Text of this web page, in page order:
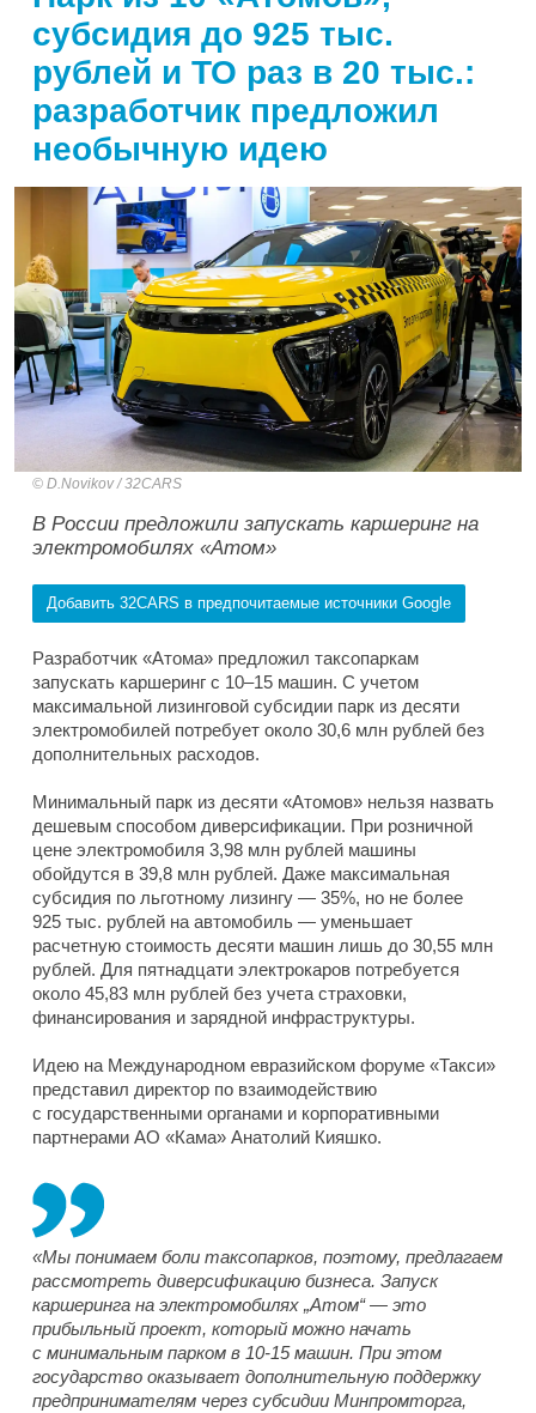
субсидия до 925 тыс.
рублей и ТО раз в 20 тыс.:
разработчик предложил
необычную идею
D.Novikov / 32CARS
В России предложили запускать каршеринг на
электромобилях «Атом»
Добавить 32CARS в предпочитаемые источники Google
Разработчик «Атома» предложил таксопаркам
запускать каршеринг с 10–15 машин. С учетом
максимальной лизинговой субсидии парк из десяти
электромобилей потребует около 30,6 млн рублей без
дополнительных расходов.
Минимальный парк из десяти «Атомов» нельзя назвать
дешевым способом диверсификации. При розничной
цене электромобиля 3,98 млн рублей машины
обойдутся в 39,8 млн рублей. Даже максимальная
субсидия по льготному лизингу — 35%, но не более
925 тыс. рублей на автомобиль — уменьшает
расчетную стоимость десяти машин лишь до 30,55 млн
рублей. Для пятнадцати электрокаров потребуется
около 45,83 млн рублей без учета страховки,
финансирования и зарядной инфраструктуры.
Идею на Международном евразийском форуме «Такси»
представил директор по взаимодействию
с государственными органами и корпоративными
партнерами АО «Кама» Анатолий Кияшко.
«Мы понимаем боли таксопарков, поэтому, предлагаем
рассмотреть диверсификацию бизнеса. Запуск
каршеринга на электромобилях „Атом“ — это
прибыльный проект, который можно начать
с минимальным парком в 10-15 машин. При этом
государство оказывает дополнительную поддержку
предпринимателям через субсидии Минпромторга,